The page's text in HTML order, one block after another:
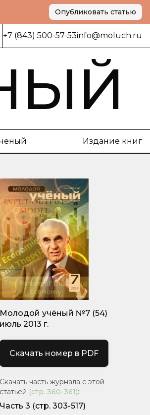
Опубликовать статью
+7 (843) 500-57-53info@moluch.ru
Издание книг
Молодой учёный №7 (54)
июль 2013 г.
Скачать номер в PDF
Скачать часть журнала с этой
статьей (стр. 360-361):
Часть 3 (стр. 303-517)